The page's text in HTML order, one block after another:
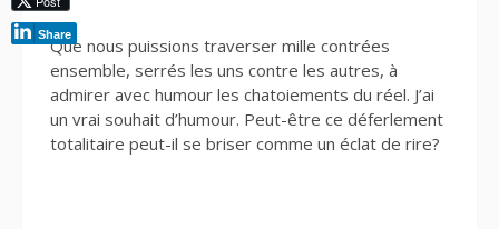
Que nous puissions traverser mille contrées
ensemble, serrés les uns contre les autres, à
admirer avec humour les chatoiements du réel. J’ai
un vrai souhait d’humour. Peut-être ce déferlement
totalitaire peut-il se briser comme un éclat de rire?
Share